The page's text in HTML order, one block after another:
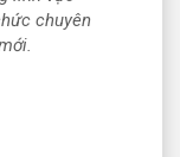
chuyên